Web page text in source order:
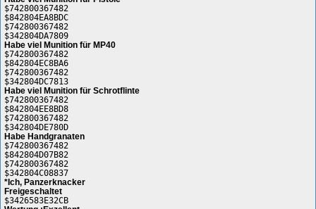
$742800367482
$842804EA8BDC
$742800367482
$342804DA7809
Habe viel Munition für MP40
$742800367482
$842804EC8BA6
$742800367482
$342804DC7813
Habe viel Munition für Schrotflinte
$742800367482
$842804EE8BD8
$742800367482
$342804DE780D
Habe Handgranaten
$742800367482
$842804D07B82
$742800367482
$342804C08837
*Ich, Panzerknacker
Freigeschaltet
$3426583E32CB